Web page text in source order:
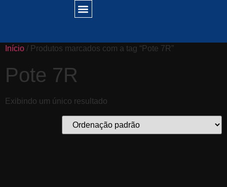
Início / Produtos marcados com a tag “Pote 7R”
Pote 7R
Exibindo um único resultado